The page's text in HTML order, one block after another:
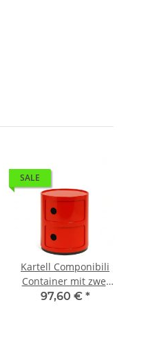
SALE
Kartell Componibili
Container mit zwei
Fächern Rot
97,60 € *